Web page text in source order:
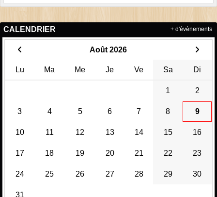
CALENDRIER
Août 2026
Lu Ma Me Je Ve Sa Di
1 2
3 4 5 6 7 8 9
10 11 12 13 14 15 16
17 18 19 20 21 22 23
24 25 26 27 28 29 30
31
+ d'évènements